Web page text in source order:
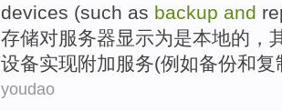
devices (such as backup and
存储对服务器显示为是本地的，
设备实现附加服务(例如备份和复
youdao